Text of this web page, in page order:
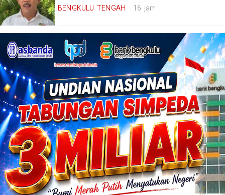
BENGKULU TENGAH 16 jam